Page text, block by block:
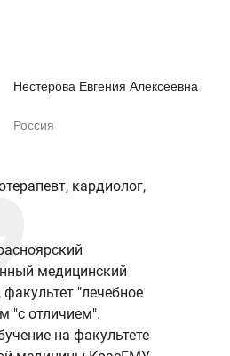
кардиолог,
медицинский
факультет "лечебное
"с отличием".
на факультете
Нестерова Евгения Алексеевна
Россия